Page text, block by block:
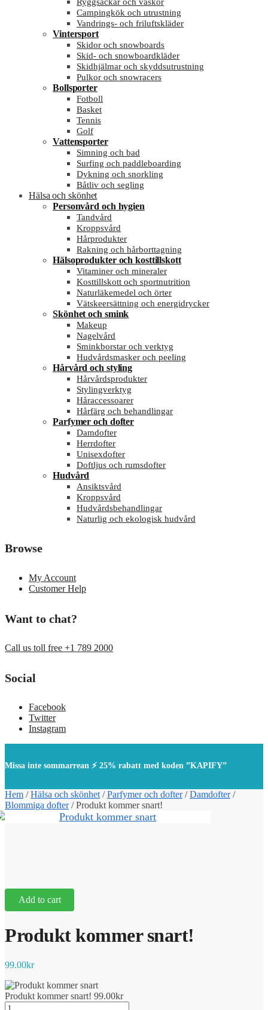
Campingkök och utrustning
Vandrings- och friluftskläder
Vintersport
Skidor och snowboards
Skid- och snowboardkläder
Skidhjälmar och skyddsutrustning
Pulkor och snowracers
Bollsporter
Fotboll
Basket
Tennis
Golf
Vattensporter
Simning och bad
Surfing och paddleboarding
Dykning och snorkling
Båtliv och segling
Hälsa och skönhet
Personvård och hygien
Tandvård
Kroppsvård
Hårprodukter
Rakning och hårborttagning
Hälsoprodukter och kosttillskott
Vitaminer och mineraler
Kosttillskott och sportnutrition
Naturläkemedel och örter
Vätskeersättning och energidrycker
Skönhet och smink
Makeup
Nagelvård
Sminkborstar och verktyg
Hudvårdsmasker och peeling
Hårvård och styling
Hårvårdsprodukter
Stylingverktyg
Håraccessoarer
Hårfärg och behandlingar
Parfymer och dofter
Damdofter
Herrdofter
Unisexdofter
Doftljus och rumsdofter
Hudvård
Ansiktsvård
Kroppsvård
Hudvårdsbehandlingar
Naturlig och ekologisk hudvård
Browse
My Account
Customer Help
Want to chat?
Call us toll free +1 789 2000
Social
Facebook
Twitter
Instagram
Missa inte sommarrean ⚡ 25% rabatt med koden ”KAPIFY”
Hem /Hälsa och skönhet /Parfymer och dofter/Damdofter/
Blommiga dofter/Produkt kommer snart!
Add to cart
Produkt kommer snart!
99.00kr
Produkt kommer snart! 99.00kr
Produkt